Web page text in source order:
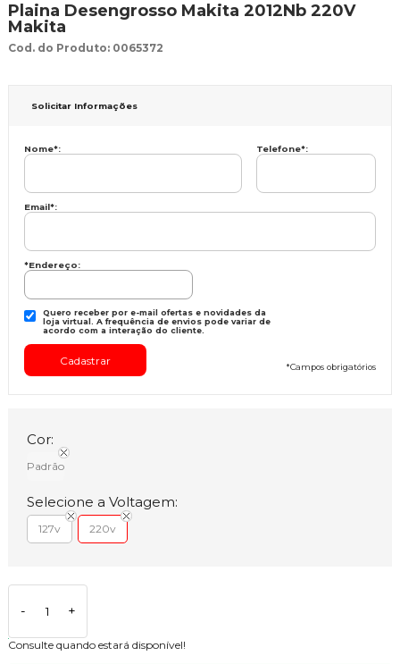
Plaina Desengrosso Makita 2012Nb 220V
Makita
Cod. do Produto: 0065372
Solicitar Informações
Nome*: Telefone*:
Email*:
*Endereço:
Quero receber por e-mail ofertas e novidades da
loja virtual. A frequência de envios pode variar de
acordo com a interação do cliente.
*Campos obrigatórios
Cor:
Padrão
Selecione a Voltagem:
127v 220v
- +
Consulte quando estará disponível!